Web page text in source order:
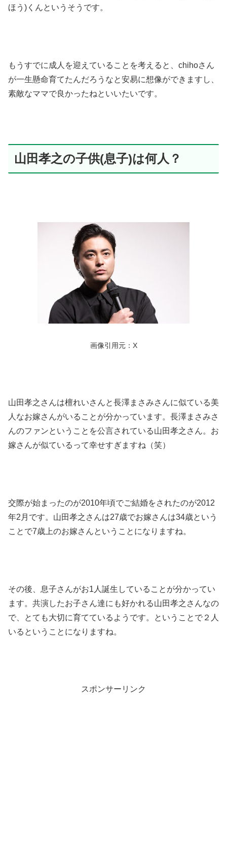
ほう)くんというそうです。
もうすでに成人を迎えていることを考えると、chihoさん
が一生懸命育てたんだろうなと安易に想像ができますし、
素敵なママで良かったねといいたいです。
山田孝之の子供(息子)は何人？
画像引用元：X
山田孝之さんは檀れいさんと長澤まさみさんに似ている美
人なお嫁さんがいることが分かっています。長澤まさみさ
んのファンということを公言されている山田孝之さん。お
嫁さんが似ているって幸せすぎますね（笑）
交際が始まったのが2010年頃でご結婚をされたのが2012
年2月です。山田孝之さんは27歳でお嫁さんは34歳という
ことで7歳上のお嫁さんということになりますね。
その後、息子さんがお1人誕生していることが分かってい
ます。共演したお子さん達にも好かれる山田孝之さんなの
で、とても大切に育てているようです。ということで２人
いるということになりますね。
スポンサーリンク